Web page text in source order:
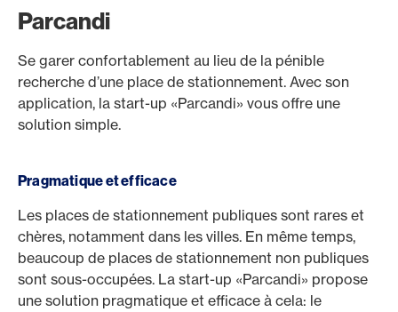
Parcandi
Se garer confortablement au lieu de la pénible
recherche d’une place de stationnement. Avec son
application, la start-up «Parcandi» vous offre une
solution simple.
Pragmatique et efficace
Les places de stationnement publiques sont rares et
chères, notamment dans les villes. En même temps,
beaucoup de places de stationnement non publiques
sont sous-occupées. La start-up «Parcandi» propose
une solution pragmatique et efficace à cela: le